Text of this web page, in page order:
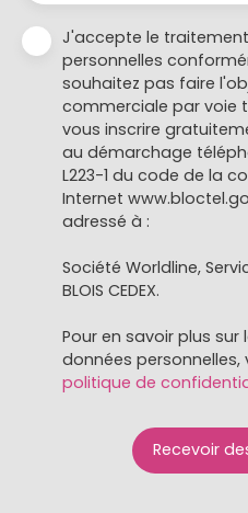
J'accepte le
personnelles
souhaitez pas faire
commerciale par voie
vous inscrire
au démarchage
L223-1 du code de la
Internet
adressé à :
Société Worldline,
BLOIS CEDEX.
Pour en savoir plus
données personnelles,
politique de
Recevoir